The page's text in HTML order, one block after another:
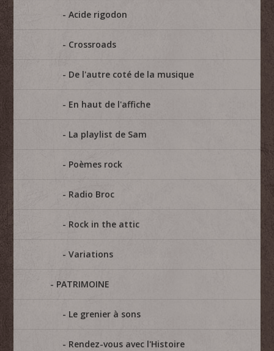
Acide rigodon
Crossroads
De l'autre coté de la musique
En haut de l'affiche
La playlist de Sam
Poèmes rock
Radio Broc
Rock in the attic
Variations
PATRIMOINE
Le grenier à sons
Rendez-vous avec l'Histoire